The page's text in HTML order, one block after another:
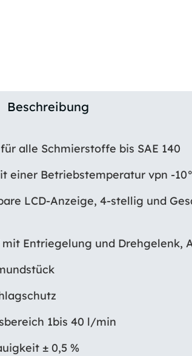
Beschreibung
alle Schmierstoffe bis SAE 140
einer Betriebstemperatur vpn -
LCD-Anzeige, 4-stellig und
Entriegelung und Drehgelenk,
1bis 40 l/min
± 0,5 %